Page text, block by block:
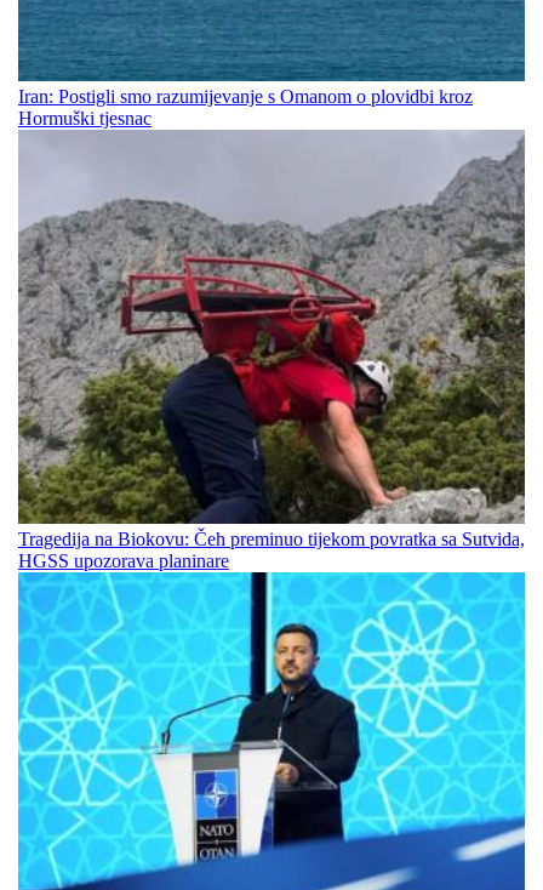
Iran: Postigli smo razumijevanje s Omanom o plovidbi kroz
Hormuški tjesnac
Tragedija na Biokovu: Čeh preminuo tijekom povratka sa Sutvida,
HGSS upozorava planinare